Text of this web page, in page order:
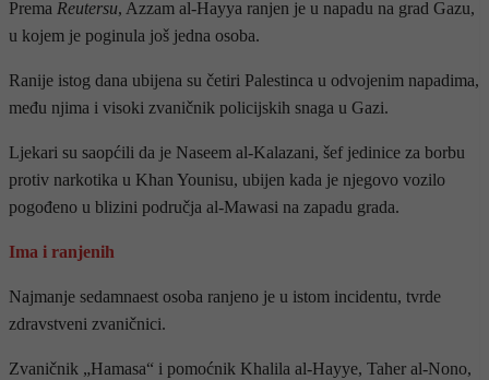
Prema Reutersu, Azzam al-Hayya ranjen je u napadu na grad Gazu,
u kojem je poginula još jedna osoba.
Ranije istog dana ubijena su četiri Palestinca u odvojenim napadima,
među njima i visoki zvaničnik policijskih snaga u Gazi.
Ljekari su saopćili da je Naseem al-Kalazani, šef jedinice za borbu
protiv narkotika u Khan Younisu, ubijen kada je njegovo vozilo
pogođeno u blizini područja al-Mawasi na zapadu grada.
Ima i ranjenih
Najmanje sedamnaest osoba ranjeno je u istom incidentu, tvrde
zdravstveni zvaničnici.
Zvaničnik „Hamasa“ i pomoćnik Khalila al-Hayye, Taher al-Nono,